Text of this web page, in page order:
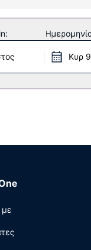
και τζάκι στο
πρωινό
Κυρ
με